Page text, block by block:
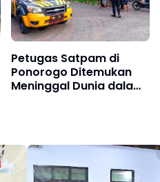
Petugas Satpam di
Ponorogo Ditemukan
Meninggal Dunia dalam